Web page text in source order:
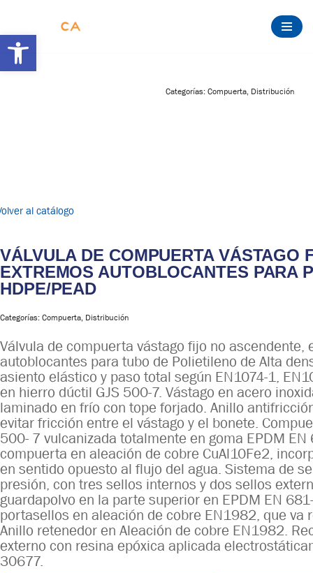
Saltar
al
contenido
Categorías: Compuerta Distribución
al catálogo
VÁLVULA DE COMPUERTA VÁSTAGO
EXTREMOS AUTOBLOCANTES PARA
HDPE/PEAD
Categorías: Compuerta, Distribución
Válvula de compuerta vástago fijo no ascendente,
autoblocantes para tubo de Polietileno de Alta
asiento elástico y paso total según EN1074-1,
en hierro dúctil GJS 500-7. Vástago en acero
laminado en frío con tope forjado. Anillo
evitar fricción entre el vástago y el bonete.
500- 7 vulcanizada totalmente en goma EPDM EN
compuerta en aleación de cobre CuAl10Fe2,
en sentido opuesto al flujo del agua. Sistema de
presión, con tres sellos internos y dos sellos
guardapolvo en la parte superior en EPDM EN
portasellos en aleación de cobre EN1982, que va
Anillo retenedor en Aleación de cobre EN1982.
externo con resina epóxica aplicada
30677.
Abrir barra de herramientas